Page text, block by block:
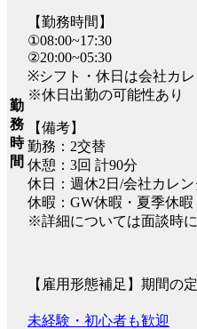
勤
務
時
間
【勤務時間】
①08:00~17:30
②20:00~05:30
※シフト・休日は会社カ
※休日出勤の可能性あり
【備考】
勤務：2交替
休憩：3回 計90分
休日：週休2日/会社カレ
休暇：GW休暇・夏季休
※詳細については面談時
【雇用形態補足】期間の
未経験・初心者も歓迎